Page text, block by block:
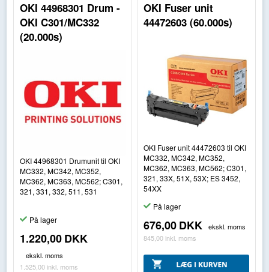
OKI 44968301 Drum -
OKI C301/MC332
(20.000s)
OKI 44968301 Drumunit til OKI
MC332, MC342, MC352,
MC362, MC363, MC562; C301,
321, 331, 332, 511, 531
På lager
1.220,00DKK
ekskl. moms
1.525,00 inkl. moms
OKI Fuser unit
44472603 (60.000s)
OKI Fuser unit 44472603 til OKI
MC332, MC342, MC352,
MC362, MC363, MC562; C301,
321, 33X, 51X, 53X; ES 3452,
54XX
På lager
676,00DKK
ekskl. moms
845,00 inkl. moms